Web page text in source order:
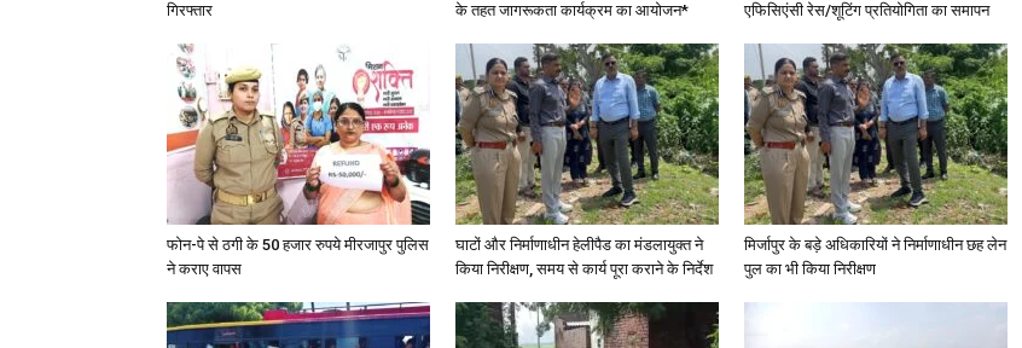
Today
Hindi
गिरफ्तार
के तहत जागरूकता कार्यक्रम का आयोजन*
एफिसिएंसी रेस/शूटिंग प्रतियोगिता का समापन
फोन-पे से ठगी के 50 हजार रुपये मीरजापुर पुलिस
ने कराए वापस
घाटों और निर्माणाधीन हेलीपैड का मंडलायुक्त ने
किया निरीक्षण, समय से कार्य पूरा कराने के निर्देश
मिर्जापुर के बड़े अधिकारियों ने निर्माणाधीन छह लेन
पुल का भी किया निरीक्षण